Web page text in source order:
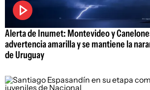
Alerta de Inumet: Montevideo y
advertencia amarilla y se mantiene la
de Uruguay